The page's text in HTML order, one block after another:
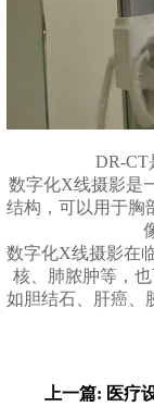
DR-CT
数字化X线摄影是
结构，可以用于胸
数字化X线摄影在
核、肺脓肿等，
如胆结石、肝癌、
上一篇: 医疗